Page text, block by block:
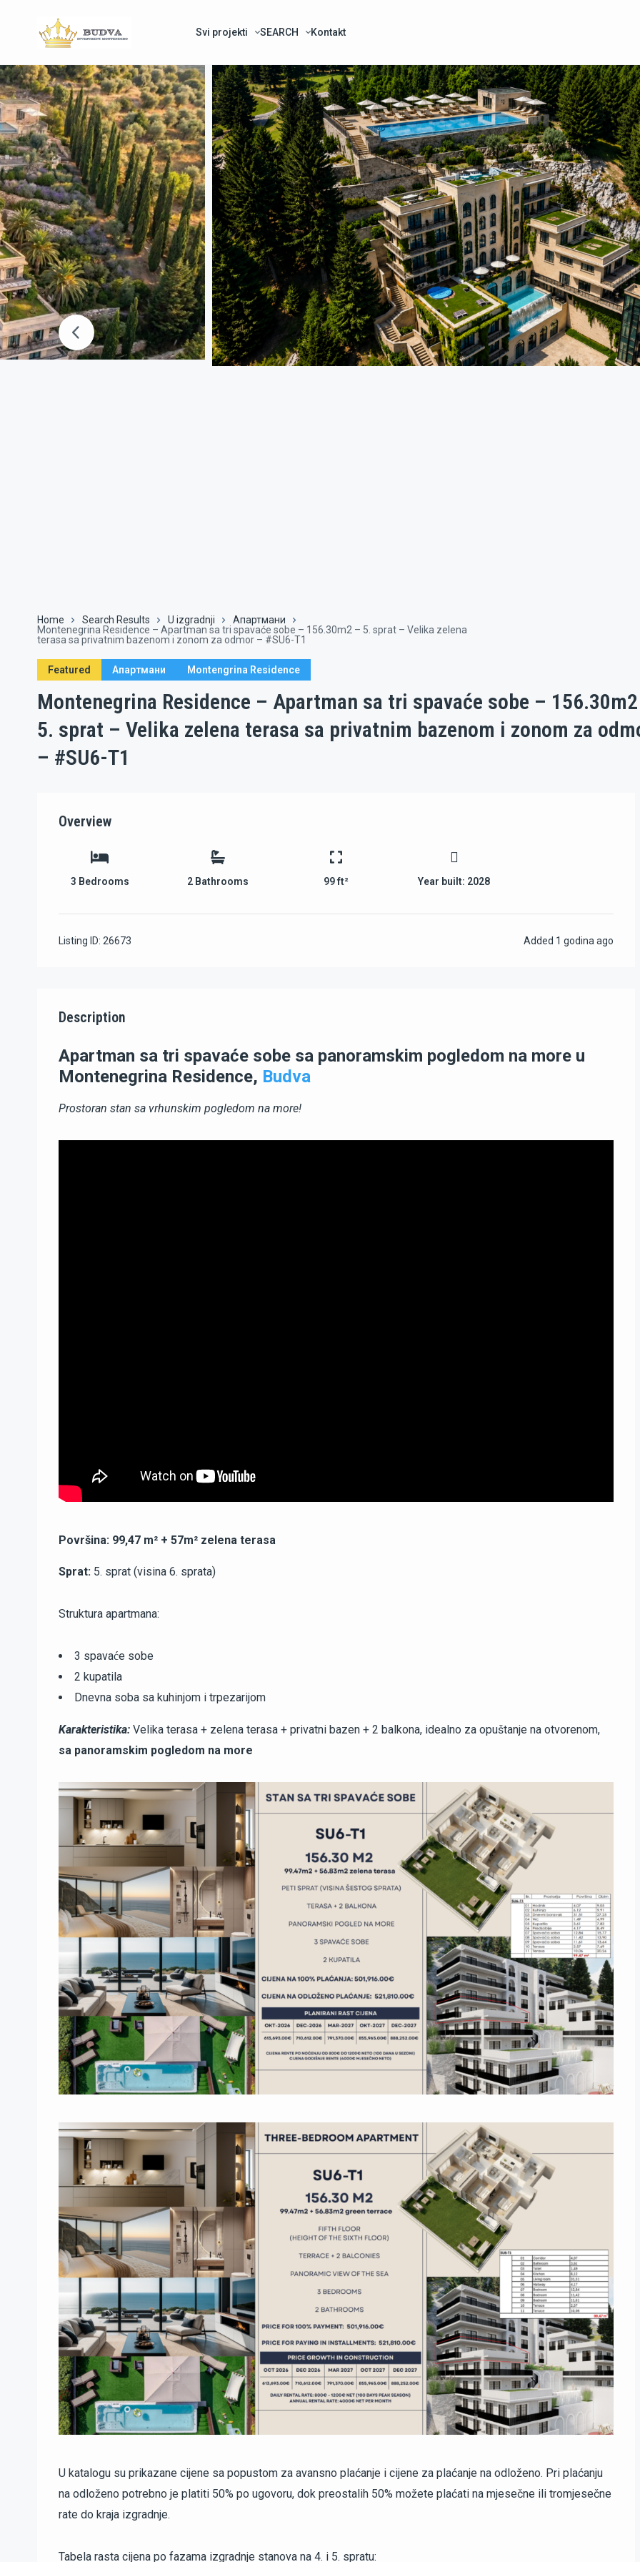
Svi projekti SEARCH Kontakt
Home Search Results U izgradnji
Апартмани
Montenegrina Residence – Apartman sa tri spavaće sobe – 156.30m2 – 5. sprat – Velika zelena
terasa sa privatnim bazenom i zonom za odmor – #SU6-T1
Featured Апартмани Montengrina Residence
Montenegrina Residence – Apartman sa tri spavaće sobe –
5. sprat – Velika zelena terasa sa privatnim bazenom i zonom za
– #SU6-T1
Overview
3 Bedrooms 2 Bathrooms 99 ft² Year built: 2028
Listing ID: 26673 Added 1 godina ago
Description
Apartman sa tri spavaće sobe sa panoramskim pogledom na more u
Montenegrina Residence, Budva
Prostoran stan sa vrhunskim pogledom na more!
Površina: 99,47 m² + 57m² zelena terasa
Sprat: 5. sprat (visina 6. sprata)
Struktura apartmana:
3 spavaće sobe
2 kupatila
Dnevna soba sa kuhinjom i trpezarijom
Karakteristika: Velika terasa + zelena terasa + privatni bazen + 2 balkona, idealno za opuštanje na otvorenom,
sa panoramskim pogledom na more
U katalogu su prikazane cijene sa popustom za avansno plaćanje i cijene za plaćanje na odloženo. Pri plaćanju
na odloženo potrebno je platiti 50% po ugovoru, dok preostalih 50% možete plaćati na mjesečne ili tromjesečne
rate do kraja izgradnje.
Tabela rasta cijena po fazama izgradnje stanova na 4. i 5. spratu: